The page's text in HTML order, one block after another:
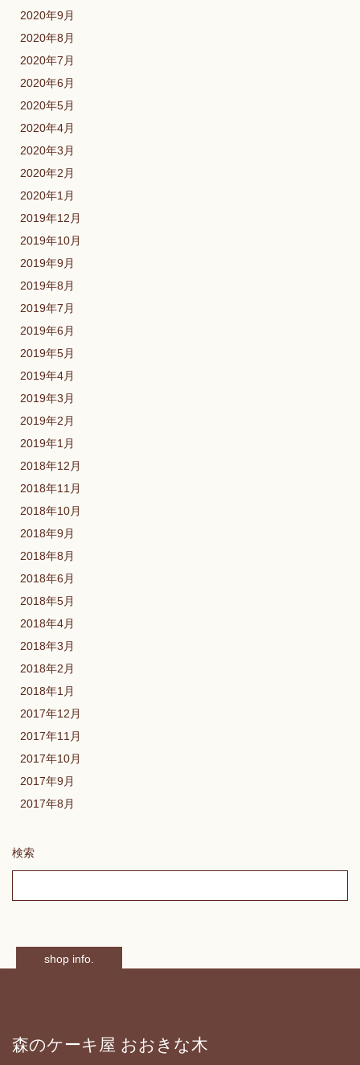
2020年9月
2020年8月
2020年7月
2020年6月
2020年5月
2020年4月
2020年3月
2020年2月
2020年1月
2019年12月
2019年10月
2019年9月
2019年8月
2019年7月
2019年6月
2019年5月
2019年4月
2019年3月
2019年2月
2019年1月
2018年12月
2018年11月
2018年10月
2018年9月
2018年8月
2018年6月
2018年5月
2018年4月
2018年3月
2018年2月
2018年1月
2017年12月
2017年11月
2017年10月
2017年9月
2017年8月
検索
shop info.
森のケーキ屋 おおきな木